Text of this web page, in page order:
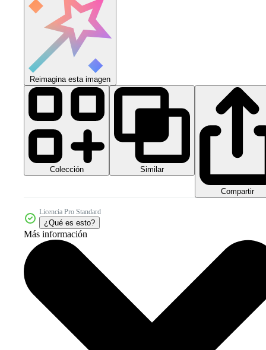
Reimagina esta imagen
Colección Similar
Compartir
Licencia Pro Standard
¿Qué es esto?
Más información